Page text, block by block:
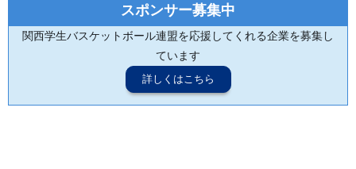
スポンサー募集中
関西学生バスケットボール連盟を応援してくれる企業を募集し
ています
詳しくはこちら